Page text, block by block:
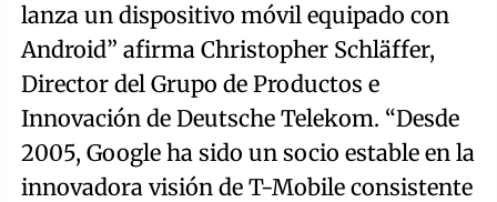
lanza un dispositivo móvil equipado con
Android” afirma Christopher Schläffer,
Director del Grupo de Productos e
Innovación de Deutsche Telekom. “Desde
2005, Google ha sido un socio estable en la
innovadora visión de T-Mobile consistente